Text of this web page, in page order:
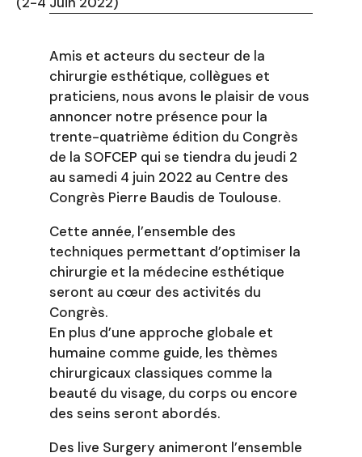
Amis et acteurs du secteur de la
chirurgie esthétique, collègues et
praticiens, nous avons le plaisir de vous
annoncer notre présence pour la
trente-quatrième édition du Congrès
de la SOFCEP qui se tiendra du jeudi 2
au samedi 4 juin 2022 au Centre des
Congrès Pierre Baudis de Toulouse.
Cette année, l’ensemble des
techniques permettant d’optimiser la
chirurgie et la médecine esthétique
seront au cœur des activités du
Congrès.
En plus d’une approche globale et
humaine comme guide, les thèmes
chirurgicaux classiques comme la
beauté du visage, du corps ou encore
des seins seront abordés.
Des live Surgery animeront l’ensemble